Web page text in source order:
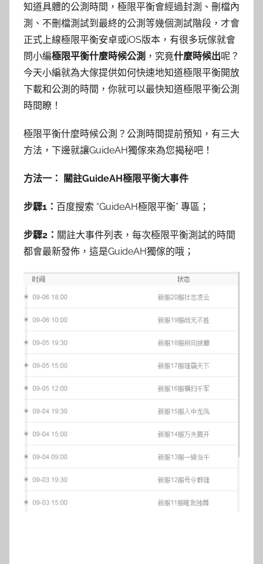
知道具體的公測時間，極限平衡會經過封測、刪檔內
測、不刪檔測試到最終的公測等幾個測試階段，才會
正式上線極限平衡安卓或iOS版本，有很多玩傢就會
問小編極限平衡什麼時候公測 ，究竟什麼時候出呢？
今天小編就為大傢提供如何快速地知道極限平衡開放
下載和公測的時間，你就可以最快知道極限平衡公測
時間瞭！
極限平衡什麼時候公測？公測 時間提前預知，有三大
方法，下邊就讓GuideAH獨傢來為您揭秘吧！
方法一： 關註GuideAH極限平衡大事件
步驟1： 百度搜索 “GuideAH極限平衡” 專區 ；
步驟2： 關註大事件列表，每次極限平衡測試的時間
都會最新發佈，這是GuideAH獨傢的哦；